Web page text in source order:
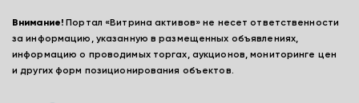
Внимание! Портал «Витрина активов» не несет ответственности
за информацию, указанную в размещенных объявлениях,
информацию о проводимых торгах, аукционов, мониторинге цен
и других форм позиционирования объектов.